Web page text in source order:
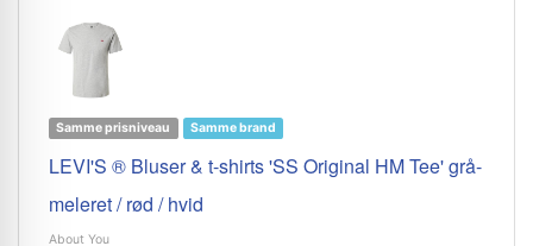
Samme prisniveau Samme brand
LEVI'S ® Bluser & t-shirts 'SS Original HM Tee' grå-
meleret / rød / hvid
About You